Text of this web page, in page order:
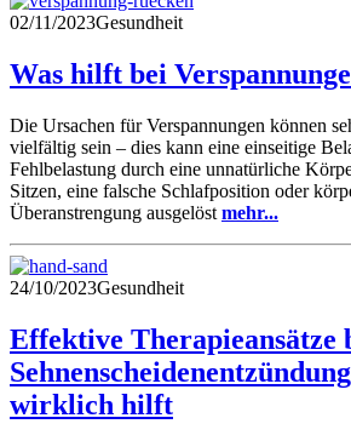
02/11/2023Gesundheit
Was hilft bei
Die Ursachen für Verspannungen können
vielfältig sein – dies kann eine einseitige
Fehlbelastung durch eine unnatürliche
Sitzen, eine falsche Schlafposition oder
Überanstrengung ausgelöst mehr...
24/10/2023Gesundheit
Effektive Therapieansätze
wirklich hilft